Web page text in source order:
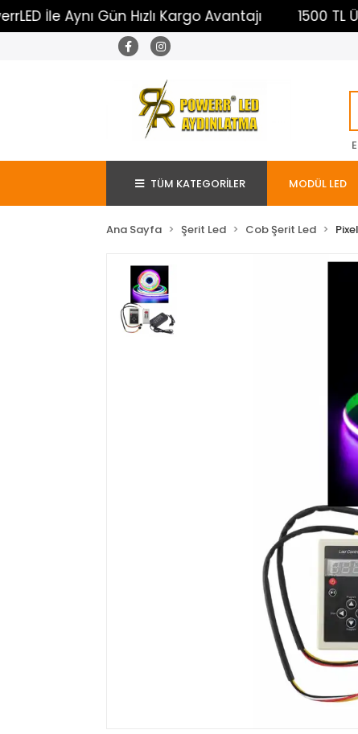
Aynı Gün Hızlı Kargo Avantajı 1500 TL Üzeri
TÜM KATEGORİLER MODÜL LED
Ana Sayfa Şerit Led Cob Şerit Led